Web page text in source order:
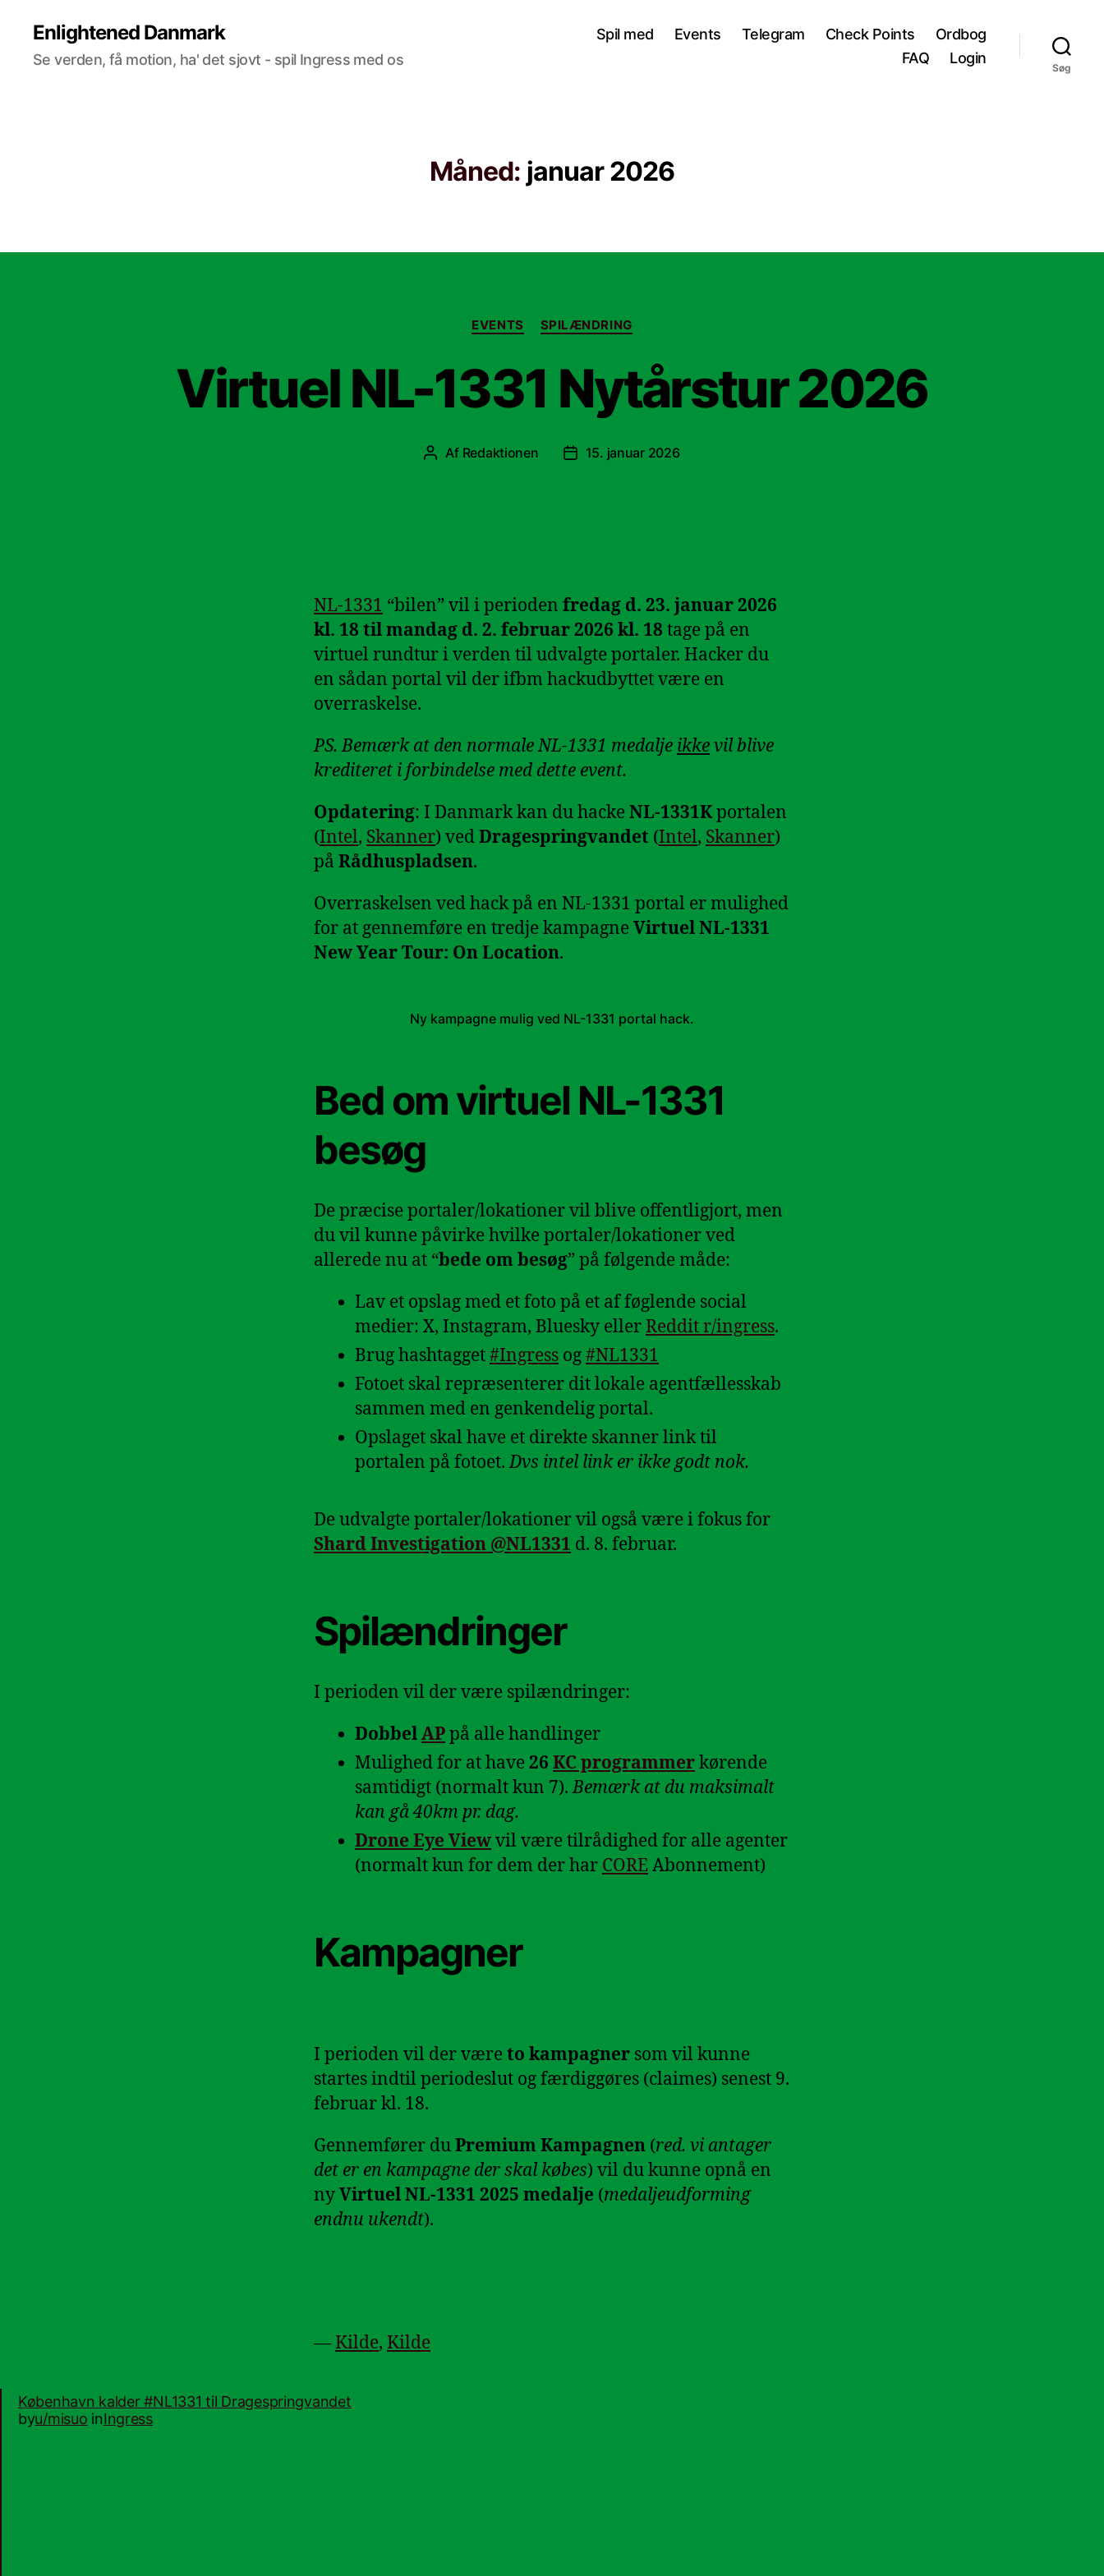
Enlightened Danmark
Se verden, få motion, ha' det sjovt - spil Ingress med os
Spil med Events Telegram Check Points
Ordbog
FAQ
Login
Søg
Måned: januar 2026
Kategorier
EVENTS SPILÆNDRING
Virtuel NL-1331 Nytårstur 2026
Indlægsforfatter
Af Redaktionen Indlægsdato
15. januar 2026
NL-1331 “bilen” vil i perioden fredag d. 23. januar 2026
kl. 18 til mandag d. 2. februar 2026 kl. 18 tage på en
virtuel rundtur i verden til udvalgte portaler. Hacker du
en sådan portal vil der ifbm hackudbyttet være en
overraskelse.
PS. Bemærk at den normale NL-1331 medalje ikkevil blive
krediteret i forbindelse med dette event.
Opdatering: I Danmark kan du hackeNL-1331Kportalen
(Intel, Skanner) vedDragespringvandet (Intel, Skanner)
på Rådhuspladsen.
Overraskelsen ved hack på en NL-1331 portal er mulighed
for at gennemføre en tredje kampagneVirtuel NL-1331
New Year Tour: On Location.
Ny kampagne mulig ved NL-1331 portal hack.
Bed om virtuel NL-1331
besøg
De præcise portaler/lokationer vil blive offentligjort, men
du vil kunne påvirke hvilke portaler/lokationer ved
allerede nu at “bede om besøg” på følgende måde:
Lav et opslag med et foto på et af føglende social
medier: X, Instagram, Bluesky ellerReddit r/ingress.
Brug hashtagget#Ingress og#NL1331
Fotoet skal repræsenterer dit lokale agentfællesskab
sammen med en genkendelig portal.
Opslaget skal have et direkte skanner link til
portalen på fotoet.Dvs intel link er ikke godt nok.
De udvalgte portaler/lokationer vil også være i fokus for
Shard Investigation @NL1331 d. 8. februar.
Spilændringer
I perioden vil der være spilændringer:
DobbelAPpå alle handlinger
Mulighed for at have26 KC programmerkørende
samtidigt (normalt kun 7).Bemærk at du maksimalt
kan gå 40km pr. dag.
Drone Eye Viewvil være tilrådighed for alle agenter
(normalt kun for dem der har COREAbonnement)
Kampagner
I perioden vil der væreto kampagner som vil kunne
startes indtil periodeslut og færdiggøres (claimes) senest 9.
februar kl. 18.
Gennemfører duPremium Kampagnen (red. vi antager
det er en kampagne der skal købes) vil du kunne opnå en
nyVirtuel NL-1331 2025 medalje (medaljeudforming
endnu ukendt).
—Kilde, Kilde
København kalder #NL1331 til Dragespringvandet
byu/misuo inIngress